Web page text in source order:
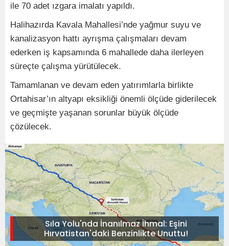
ile 70 adet ızgara imalatı yapıldı.
Halihazırda Kavala Mahallesi’nde yağmur suyu ve
kanalizasyon hattı ayrışma çalışmaları devam
ederken iş kapsamında 6 mahallede daha ilerleyen
süreçte çalışma yürütülecek.
Tamamlanan ve devam eden yatırımlarla birlikte
Ortahisar’ın altyapı eksikliği önemli ölçüde giderilecek
ve geçmişte yaşanan sorunlar büyük ölçüde
çözülecek.
Sıla Yolu'nda İnanılmaz İhmal: Eşini
Hırvatistan'daki Benzinlikte Unuttu!